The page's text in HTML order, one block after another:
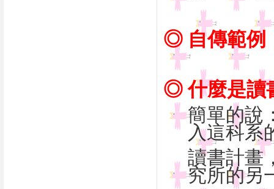
◎ 自傳範例
◎ 什麼是讀
簡單的說
入這科
讀書計畫
究所的另